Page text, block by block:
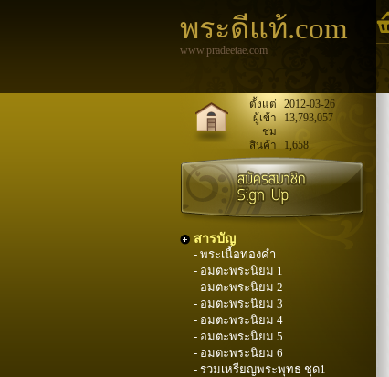
พระดีแท้.com
www.pradeetae.com
ตั้งแต่
2012-03-26
ผู้เข้า
ชม
13,793,057
สินค้า 1,658
สารบัญ
- พระเนื้อทองคำ
- อมตะพระนิยม 1
- อมตะพระนิยม 2
- อมตะพระนิยม 3
- อมตะพระนิยม 4
- อมตะพระนิยม 5
- อมตะพระนิยม 6
- รวมเหรียญพระพุทธ ชุด1